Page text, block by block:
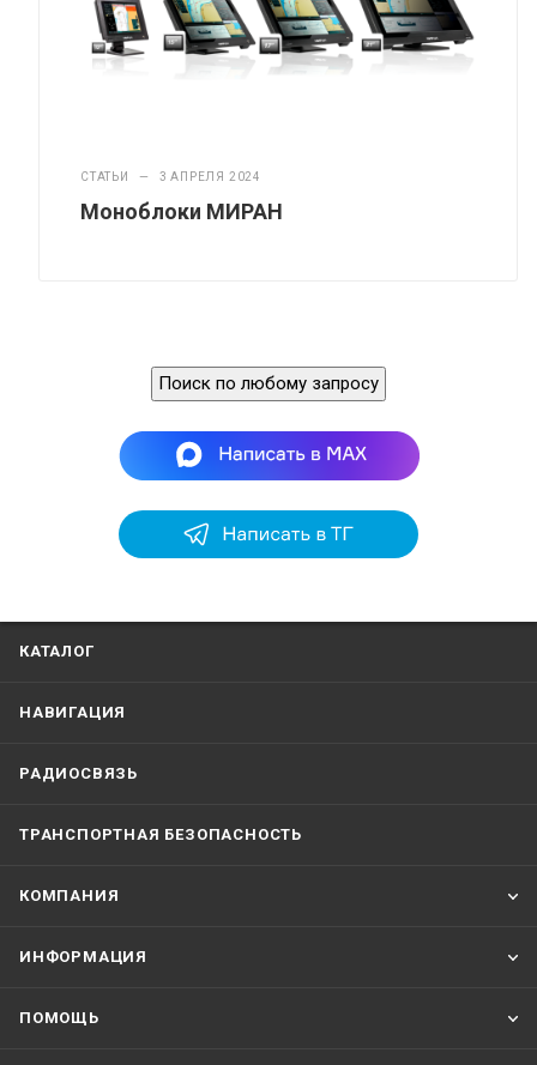
СТАТЬИ — 3 АПРЕЛЯ 2024
Моноблоки МИРАН
Поиск по любому запросу
КАТАЛОГ
НАВИГАЦИЯ
РАДИОСВЯЗЬ
ТРАНСПОРТНАЯ БЕЗОПАСНОСТЬ
КОМПАНИЯ
ИНФОРМАЦИЯ
ПОМОЩЬ